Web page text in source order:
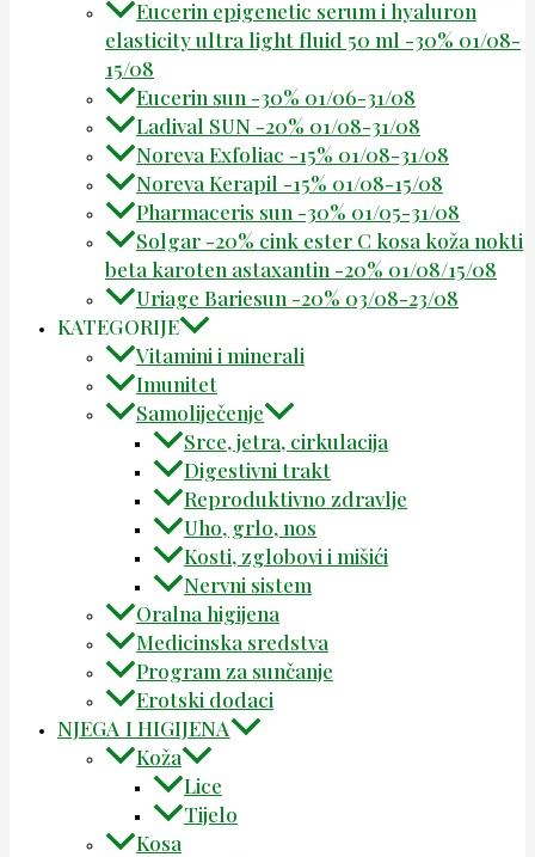
Eucerin epigenetic serum i hyaluron
elasticity ultra light fluid 50 ml -30% 01/08-
15/08
Eucerin sun -30% 01/06-31/08
Ladival SUN -20% 01/08-31/08
Noreva Exfoliac -15% 01/08-31/08
Noreva Kerapil -15% 01/08-15/08
Pharmaceris sun -30% 01/05-31/08
Solgar -20% cink ester C kosa koža nokti
beta karoten astaxantin -20% 01/08/15/08
Uriage Bariesun -20% 03/08-23/08
KATEGORIJE
Vitamini i minerali
Imunitet
Samoliječenje
Srce, jetra, cirkulacija
Digestivni trakt
Reproduktivno zdravlje
Uho, grlo, nos
Kosti, zglobovi i mišići
Nervni sistem
Oralna higijena
Medicinska sredstva
Program za sunčanje
Erotski dodaci
NJEGA I HIGIJENA
Koža
Lice
Tijelo
Kosa